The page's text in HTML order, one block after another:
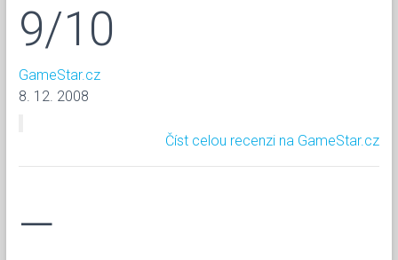
9/10
GameStar.cz
8. 12. 2008
Číst celou recenzi na GameStar.cz
—